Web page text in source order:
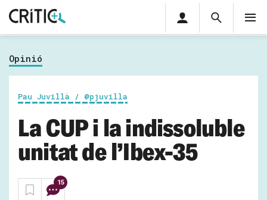
Cerca
Cerca
privada
Inicia sessió
Opinió
Pau Juvillà / @pjuvilla
La CUP i la indissoluble
unitat de l’Ibex-35
15